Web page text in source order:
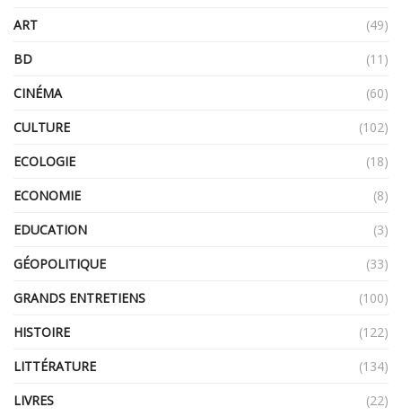
ART
(49)
BD
(11)
CINÉMA
(60)
CULTURE
(102)
ECOLOGIE
(18)
ECONOMIE
(8)
EDUCATION
(3)
GÉOPOLITIQUE
(33)
GRANDS ENTRETIENS
(100)
HISTOIRE
(122)
LITTÉRATURE
(134)
LIVRES
(22)